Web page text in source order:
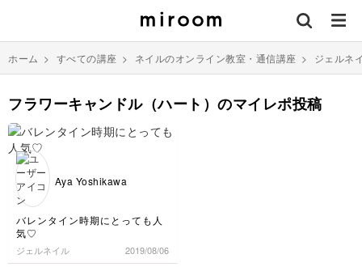
ホーム > すべての講座 > ネイルのオンライン教室・通信講座 > ジェルネ
フラワーキャンドル（ハート）のマイレポ投稿
Aya Yoshikawa
バレンタイン時期にとっても人
気♡
ジェルネイル 2019/08/06